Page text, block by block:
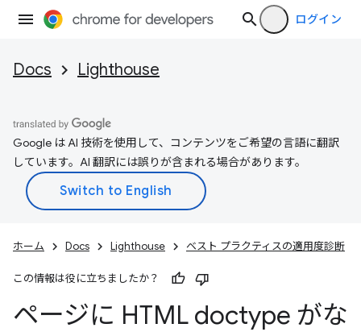
ログイン
Docs Lighthouse
Google は AI 技術を使用して、コンテンツをご希望の言語に翻訳
しています。AI 翻訳には誤りが含まれる場合があります。
ホーム Docs Lighthouse ベスト プラクティスの適用度診断
この情報は役に立ちましたか？
ページに HTML doctype がな